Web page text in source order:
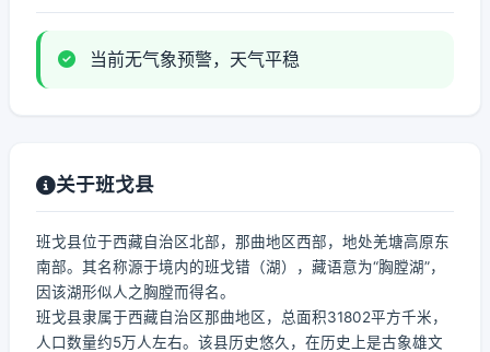
当前无气象预警，天气平稳
关于班戈县
班戈县位于西藏自治区北部，那曲地区西部，地处羌塘高原东
南部。其名称源于境内的班戈错（湖），藏语意为“胸膛湖”，
因该湖形似人之胸膛而得名。
班戈县隶属于西藏自治区那曲地区，总面积31802平方千米，
人口数量约5万人左右。该县历史悠久，在历史上是古象雄文